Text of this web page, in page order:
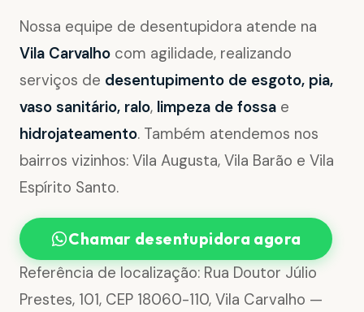
Nossa equipe de desentupidora atende na
Vila Carvalho com agilidade, realizando
serviços de desentupimento de esgoto, pia,
vaso sanitário, ralo, limpeza de fossa e
hidrojateamento. Também atendemos nos
bairros vizinhos: Vila Augusta, Vila Barão e Vila
Espírito Santo.
Chamar desentupidora agora
Referência de localização: Rua Doutor Júlio
Prestes, 101, CEP 18060-110, Vila Carvalho —